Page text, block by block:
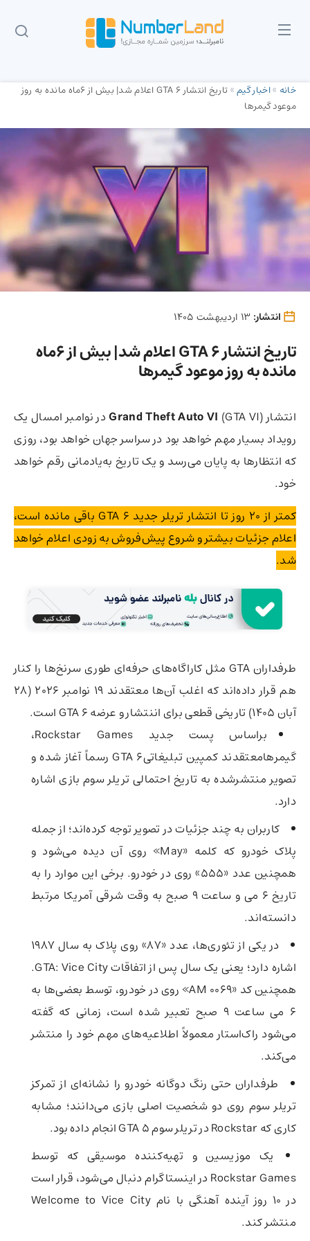
خانه »اخبار گیم»
تاریخ انتشار GTA 6 اعلام شد| بیش از 6ماه مانده به روز
موعود گیمرها
انتشار:
تاریخ انتشار GTA 6 اعلام شد| بیش از 6ماه
مانده به روز موعود گیمرها
انتشار Grand Theft Auto VI(GTA VI) در نوامبر امسال یک
رویداد بسیار مهم خواهد بود در سراسر جهان خواهد بود، روزی
که انتظارها به پایان می‌رسد و یک تاریخ به‌یادمانی رقم خواهد
خود.
کمتر از ۲۰ روز تا انتشار تریلر جدید GTA 6 باقی مانده است،
اعلام جزئیات بیشتر و شروع پیش‌فروش به‌ زودی اعلام خواهد
شد.
طرفداران GTA مثل کاراگاه‌های حرفه‌ای طوری سرنخ‌ها را کنار
هم قرار داده‌اند که اغلب آن‌ها معتقدند 19 نوامبر 2026 (۲۸
آبان 1405) تاریخی قطعی برای اننتشار و عرضه GTA 6 است.
براساس پست جدید Rockstar Games،
گیمرهامعتقدند کمپین تبلیغاتیGTA 6 رسماً آغاز شده و
تصویر منتشرشده به تاریخ احتمالی تریلر سوم بازی اشاره
دارد.
کاربران به چند جزئیات در تصویر توجه کرده‌اند؛ از جمله
پلاک خودرو که کلمه «May» روی آن دیده می‌شود و
همچنین عدد «555» روی در خودرو. برخی این موارد را به
تاریخ ۶ می و ساعت ۹ صبح به وقت شرقی آمریکا مرتبط
دانسته‌اند.
در یکی از تئوری‌ها، عدد «87» روی پلاک به سال ۱۹۸۷
اشاره دارد؛ یعنی یک سال پس از اتفاقات GTA: Vice City.
همچنین کد «0069 AM» روی در خودرو، توسط بعضی‌ها به
۶ می ساعت ۹ صبح تعبیر شده است، زمانی که گفته
می‌شود راک‌استار معمولاً اطلاعیه‌های مهم خود را منتشر
می‌کند.
طرفداران حتی رنگ دوگانه خودرو را نشانه‌ای از تمرکز
تریلر سوم روی دو شخصیت اصلی بازی می‌دانند؛ مشابه
کاری که Rockstar در تریلر سوم GTA 5 انجام داده بود.
یک موزیسین و تهیه‌کننده موسیقی که توسط
Rockstar Games در اینستاگرام دنبال می‌شود، قرار است
در 10 روز آینده آهنگی با نام Welcome to Vice City
منتشر کند.